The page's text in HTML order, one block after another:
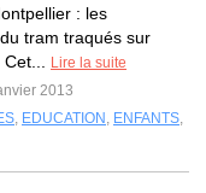
: les
tram traqués sur
Lire la suite
2013
, EDUCATION , ENFANTS,